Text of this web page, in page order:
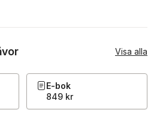
Visa alla
E-bok
849 kr